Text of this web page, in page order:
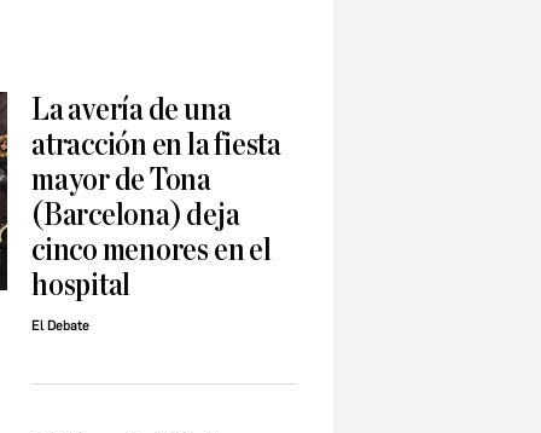
La avería de una
atracción en la fiesta
mayor de Tona
(Barcelona) deja
cinco menores en el
hospital
El Debate